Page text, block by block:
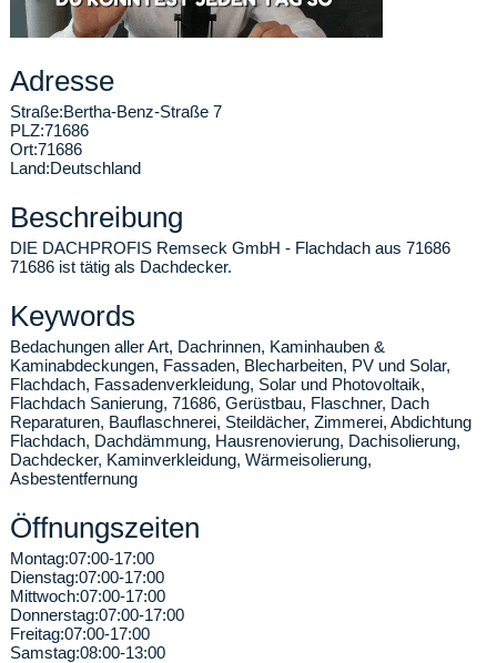
Adresse
Straße:Bertha-Benz-Straße 7
PLZ:71686
Ort:71686
Land:Deutschland
Beschreibung
DIE DACHPROFIS Remseck GmbH - Flachdach aus 71686
71686 ist tätig als Dachdecker.
Keywords
Bedachungen aller Art, Dachrinnen, Kaminhauben &
Kaminabdeckungen, Fassaden, Blecharbeiten, PV und Solar,
Flachdach, Fassadenverkleidung, Solar und Photovoltaik,
Flachdach Sanierung, 71686, Gerüstbau, Flaschner, Dach
Reparaturen, Bauflaschnerei, Steildächer, Zimmerei, Abdichtung
Flachdach, Dachdämmung, Hausrenovierung, Dachisolierung,
Dachdecker, Kaminverkleidung, Wärmeisolierung,
Asbestentfernung
Öffnungszeiten
Montag:07:00-17:00
Dienstag:07:00-17:00
Mittwoch:07:00-17:00
Donnerstag:07:00-17:00
Freitag:07:00-17:00
Samstag:08:00-13:00